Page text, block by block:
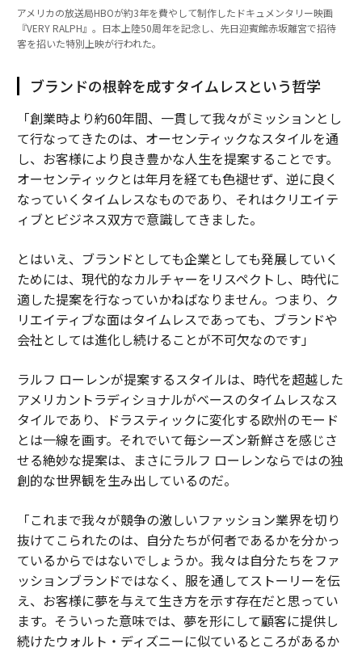
アメリカの放送局HBOが約3年を費やして制作したドキュメンタリー映画
『VERY RALPH』。日本上陸50周年を記念し、先日迎賓館赤坂離宮で招待
客を招いた特別上映が行われた。
ブランドの根幹を成すタイムレスという哲学
「創業時より約60年間、一貫して我々がミッションとし
て行なってきたのは、オーセンティックなスタイルを通
し、お客様により良き豊かな人生を提案することです。
オーセンティックとは年月を経ても色褪せず、逆に良く
なっていくタイムレスなものであり、それはクリエイテ
ィブとビジネス双方で意識してきました。
とはいえ、ブランドとしても企業としても発展していく
ためには、現代的なカルチャーをリスペクトし、時代に
適した提案を行なっていかねばなりません。つまり、ク
リエイティブな面はタイムレスであっても、ブランドや
会社としては進化し続けることが不可欠なのです」
ラルフ ローレンが提案するスタイルは、時代を超越した
アメリカントラディショナルがベースのタイムレスなス
タイルであり、ドラスティックに変化する欧州のモード
とは一線を画す。それでいて毎シーズン新鮮さを感じさ
せる絶妙な提案は、まさにラルフ ローレンならではの独
創的な世界観を生み出しているのだ。
「これまで我々が競争の激しいファッション業界を切り
抜けてこられたのは、自分たちが何者であるかを分かっ
ているからではないでしょうか。我々は自分たちをファ
ッションブランドではなく、服を通してストーリーを伝
え、お客様に夢を与えて生き方を示す存在だと思ってい
ます。そういった意味では、夢を形にして顧客に提供し
続けたウォルト・ディズニーに似ているところがあるか